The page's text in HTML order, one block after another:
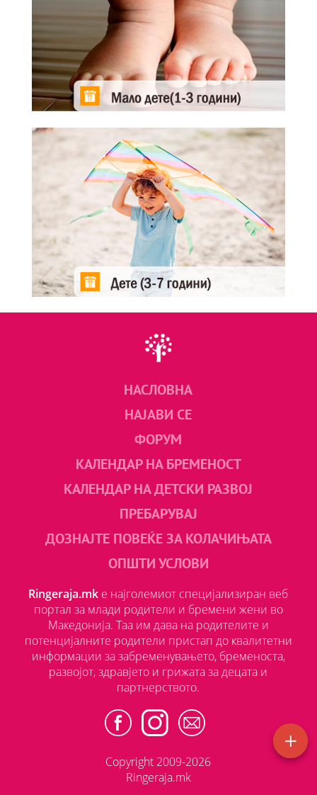
НАСЛОВНА
НАЈАВИ СЕ
ФОРУМ
КАЛЕНДАР НА БРЕМЕНОСТ
КАЛЕНДАР НА ДЕТСКИ РАЗВОЈ
ПРЕБАРУВАЈ
ДОЗНАЈТЕ ПОВЕЌЕ ЗА КОЛАЧИЊАТА
ОПШТИ УСЛОВИ
Ringeraja.mk е најголемиот специјализиран веб
портал за млади родители и бремени жени во
Македонија. Таа им дава на родителите и
потенцијалните родители пристап до квалитетни
информации за забременувањето, бременоста,
развојот, здравјето и грижата за децата и
партнерството.
Copyright 2009-2026
Ringeraja.mk